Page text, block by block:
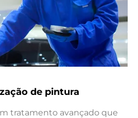
de pintura
tratamento avançado que